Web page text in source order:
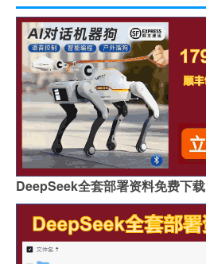
DeepSeek全套部署资料免费下载